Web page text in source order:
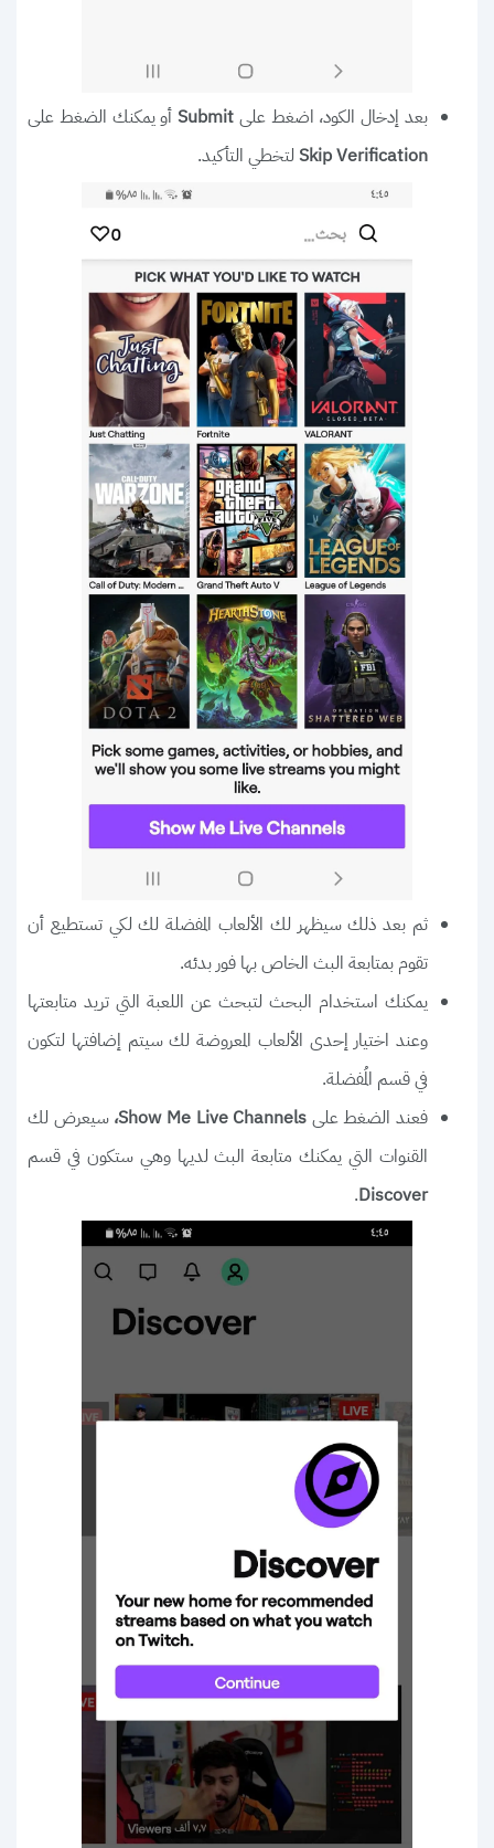
بعد إدخال الكود، اضغط على Submitأو يمكنك الضغط على
Skip Verification لتخطي التأكيد.
ثم بعد ذلك سيظهر لك الألعاب المفضلة لك لكي تستطيع أن
تقوم بمتابعة البث الخاص بها فور بدئه.
يمكنك استخدام البحث لتبحث عن اللعبة التي تريد متابعتها
وعند اختيار إحدى الألعاب المعروضة لك سيتم إضافتها لتكون
في قسم المُفضلة.
فعند الضغط على Show Me Live Channels، سيعرض لك
القنوات التي يمكنك متابعة البث لديها وهي ستكون في قسم
Discover
.